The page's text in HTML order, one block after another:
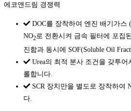
에코앤드림 경쟁력
DOC를 장착하여 엔진 배기가스
NO2로 전환시켜 금속 필터에 포집
진함과 동시에 SOF(Soluble Oil
Urea의 최적 분사 조건을 갖투어
롤합니다.
SCR 장치만을 별도로 장착하여
다.